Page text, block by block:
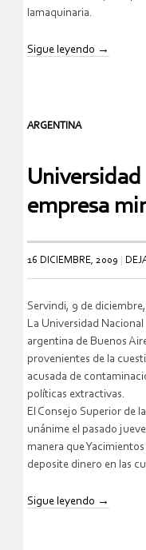
lamaquinaria.
Sigue leyendo →
ARGENTINA
empresa
16 DICIEMBRE, 2009
Servindi, 9 de
La Universidad
argentina de Buenos
provenientes de la
acusada de
políticas extractivas.
El Consejo Superior de
unánime el pasado
manera que
deposite dinero en las
Sigue leyendo →